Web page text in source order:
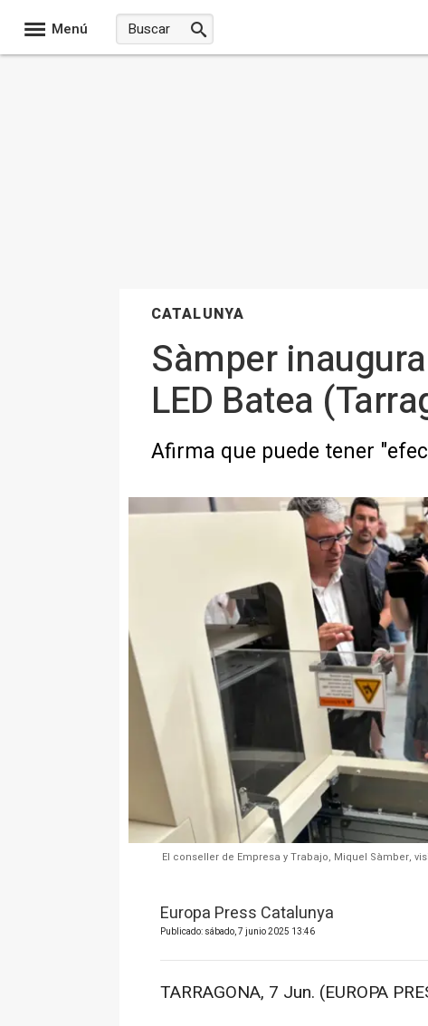
Menú
CATALUNYA
Sàmper
LED Batea
Afirma que puede tener
El conseller de Empresa y Trabajo, Miquel Sàmber,
Europa Press Catalunya
Publicado: sábado, 7 junio 2025 13:46
TARRAGONA, 7 Jun. (EUROPA